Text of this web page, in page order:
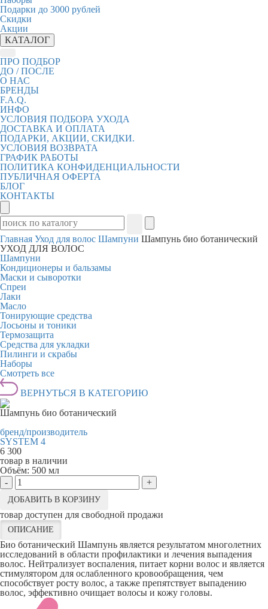
Подарки до 3000 рублей
Скидки
Акции
КАТАЛОГ
ПРО ПОДБОР
ДО / ПОСЛЕ
О НАС
БРЕНДЫ
F.A.Q.
ИНФО
УСЛОВИЯ ПОДБОРА УХОДА
ДОСТАВКА И ОПЛАТА
ПОДАРКИ, АКЦИИ, СКИДКИ.
УСЛОВИЯ ВОЗВРАТА
ГРАФИК РАБОТЫ
ПОЛИТИКА КОНФИДЕНЦИАЛЬНОСТИ
ПУБЛИЧНАЯ ОФЕРТА
БЛОГ
КОНТАКТЫ
Главная Уход для волос Шампуни Шампунь био ботанический
УХОД ДЛЯ ВОЛОС
Шампуни
Кондиционеры и бальзамы
Маски и сыворотки
Спреи
Лаки
Масло
Тонирующие средства
Лосьоны и тоники
Термозащита
Средства для укладки
Пилинги и скрабы
Наборы
Смотреть все
ВЕРНУТЬСЯ В КАТЕГОРИЮ
Шампунь био ботанический
бренд/производитель
SYSTEM 4
6 300
товар в наличии
Объём: 500 мл
-
+
ДОБАВИТЬ В КОРЗИНУ
товар доступен для свободной продажи
ОПИСАНИЕ
Био ботанический Шампунь является результатом многолетних
исследований в области профилактики и лечения выпадения
волос. Нейтрализует воспаления, питает корни волос и является
стимулятором для ослабленного кровообращения, чем
способствует росту волос, а также препятствует выпадению
волос, эффективно очищает волосы и кожу головы.